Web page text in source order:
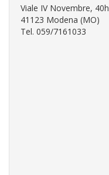
Viale IV Novembre, 40h
41123 Modena (MO)
Tel. 059/7161033